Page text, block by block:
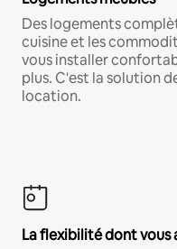
Des logements
cuisine et les
vous installer
plus. C'est la solution
location.
La flexibilité dont vous